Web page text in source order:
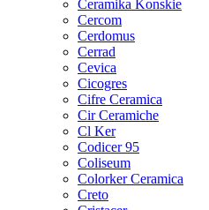
Ceramika Konskie
Cercom
Cerdomus
Cerrad
Cevica
Cicogres
Cifre Ceramica
Cir Ceramiche
Cl Ker
Codicer 95
Coliseum
Colorker Ceramica
Creto